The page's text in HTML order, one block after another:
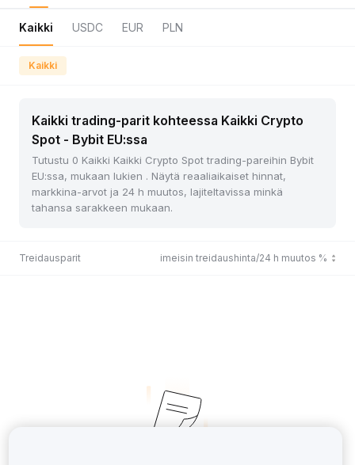
Kaikki USDC EUR PLN
Kaikki
Kaikki trading-parit kohteessa Kaikki Crypto
Spot - Bybit EU:ssa
Tutustu 0 Kaikki Kaikki Crypto Spot trading-pareihin Bybit
EU:ssa, mukaan lukien . Näytä reaaliaikaiset hinnat,
markkina-arvot ja 24 h muutos, lajiteltavissa minkä
tahansa sarakkeen mukaan.
Treidausparit Viimeisin treidaushinta/24 h muutos %